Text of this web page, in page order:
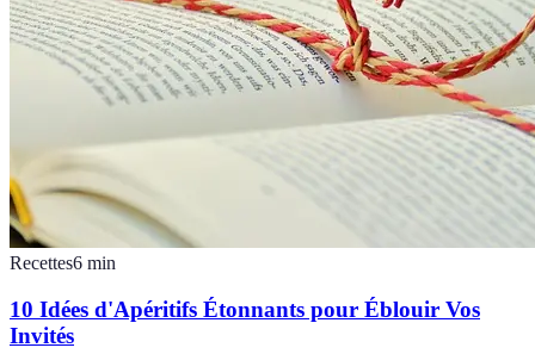
Recettes6 min
10 Idées d'Apéritifs Étonnants pour Éblouir Vos
Invités